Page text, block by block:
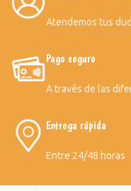
Atendemos tus
Pago seguro
A través de las
Entrega rápida
Entre 24/48 horas